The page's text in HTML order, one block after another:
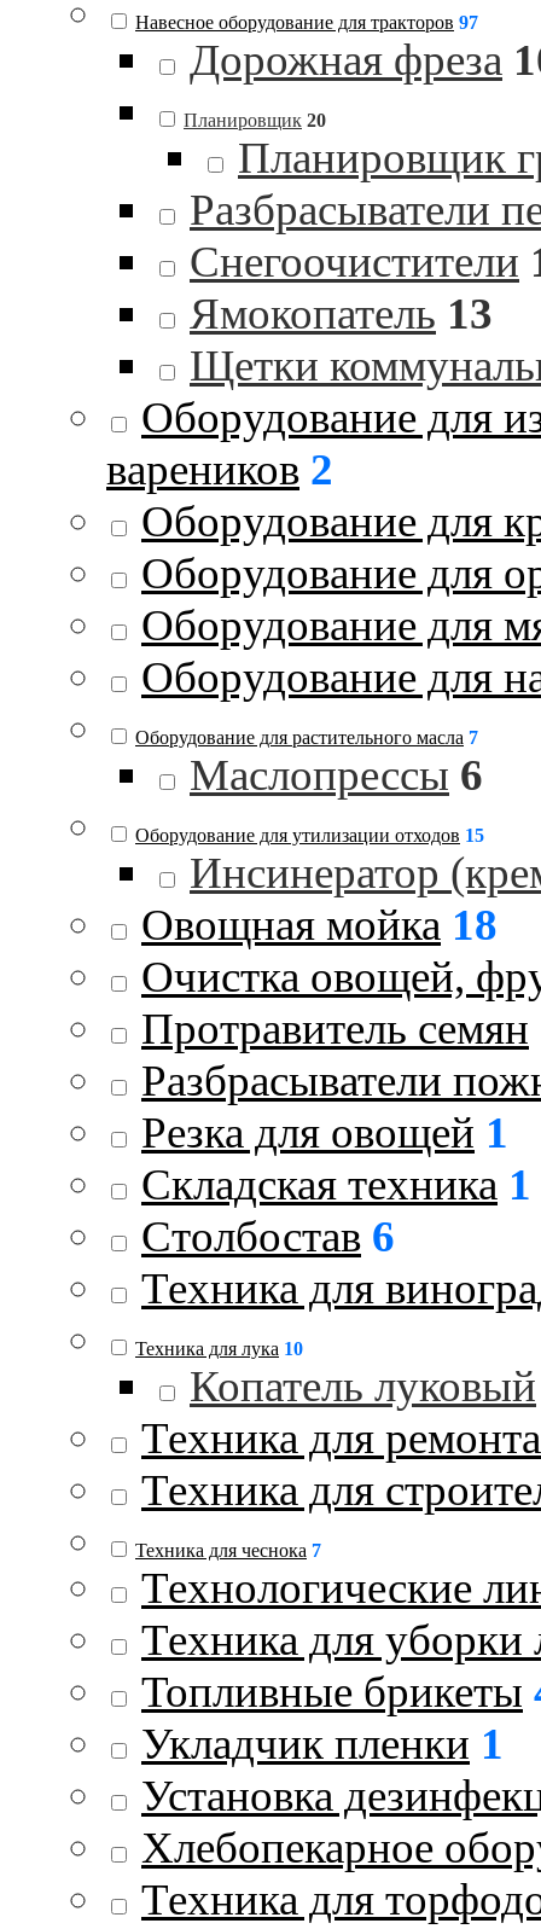
Навесное оборудование для тракторов 97
Дорожная фреза
Планировщик 20
Планировщик
Разбрасыватели
Снегоочистители
Ямокопатель 13
Щетки
Оборудование для
вареников 2
Оборудование для
Оборудование для
Оборудование для
Оборудование для
Оборудование для растительного масла 7
Маслопрессы 6
Оборудование для утилизации отходов 15
Инсинератор
Овощная мойка 18
Очистка овощей,
Протравитель семян
Разбрасыватели
Резка для овощей 1
Складская техника 1
Столбостав 6
Техника для
Техника для лука 10
Копатель луковый
Техника для
Техника для
Техника для чеснока 7
Технологические
Техника для уборки
Топливные брикеты
Укладчик пленки 1
Установка
Хлебопекарное
Техника для